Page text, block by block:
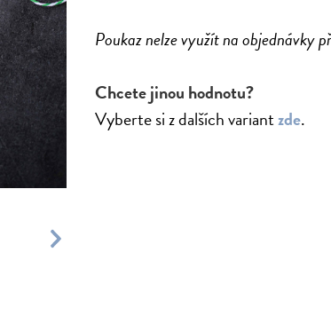
Poukaz nelze využít na objednávky
Chcete jinou hodnotu?
Vyberte si z dalších variantzde.